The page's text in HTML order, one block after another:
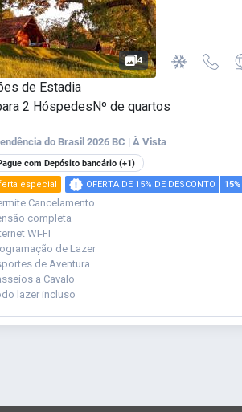
4
de Estadia
2 Hóspedes Nº de quartos
do Brasil 2026 BC | À Vista
com Depósito bancário (+1)
especial OFERTA DE 15% DE DESCONTO 15%
Cancelamento
completa
WI-FI
de Lazer
de Aventura
a Cavalo
lazer incluso